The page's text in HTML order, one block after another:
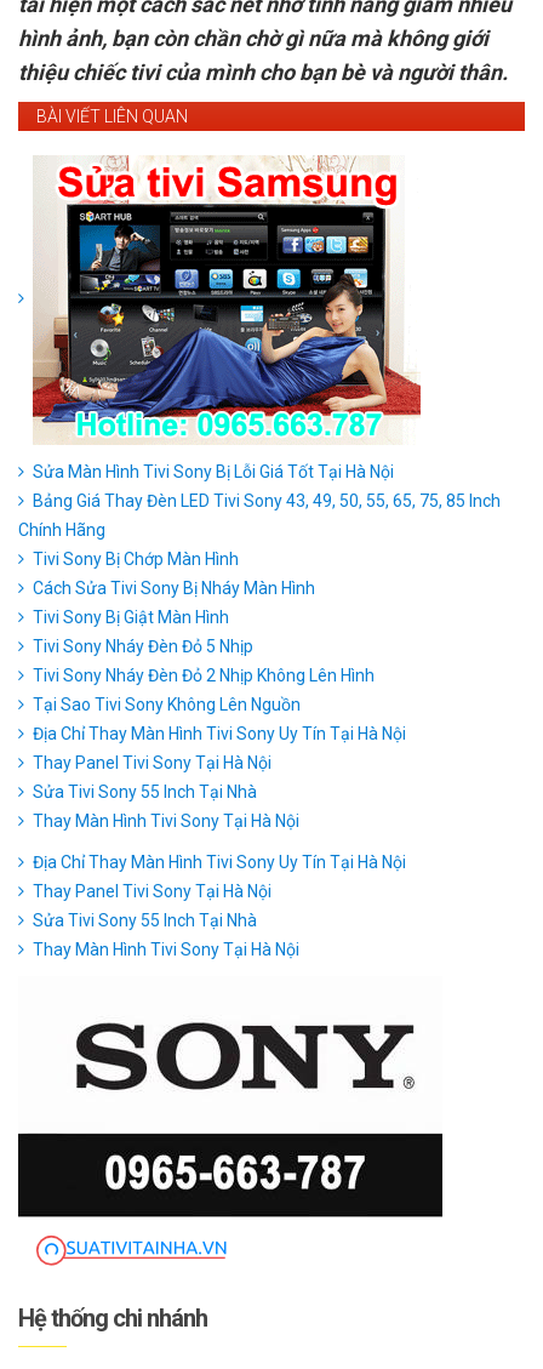
hình ảnh, bạn còn chần chờ gì nữa mà không giới
thiệu chiếc tivi của mình cho bạn bè và người thân.
BÀI VIẾT LIÊN QUAN
Sửa Màn Hình Tivi Sony Bị Lỗi Giá Tốt Tại Hà Nội
Bảng Giá Thay Đèn LED Tivi Sony 43, 49, 50, 55, 65, 75, 85 Inch
Chính Hãng
Tivi Sony Bị Chớp Màn Hình
Cách Sửa Tivi Sony Bị Nháy Màn Hình
Tivi Sony Bị Giật Màn Hình
Tivi Sony Nháy Đèn Đỏ 5 Nhịp
Tivi Sony Nháy Đèn Đỏ 2 Nhịp Không Lên Hình
Tại Sao Tivi Sony Không Lên Nguồn
Địa Chỉ Thay Màn Hình Tivi Sony Uy Tín Tại Hà Nội
Thay Panel Tivi Sony Tại Hà Nội
Sửa Tivi Sony 55 Inch Tại Nhà
Thay Màn Hình Tivi Sony Tại Hà Nội
Địa Chỉ Thay Màn Hình Tivi Sony Uy Tín Tại Hà Nội
Thay Panel Tivi Sony Tại Hà Nội
Sửa Tivi Sony 55 Inch Tại Nhà
Thay Màn Hình Tivi Sony Tại Hà Nội
Hệ thống chi nhánh